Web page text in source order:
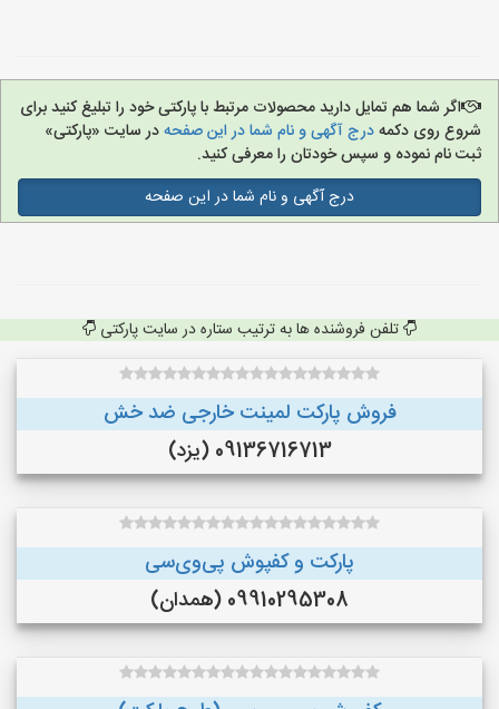
اگر شما هم تمایل دارید محصولات مرتبط با پارکتی خود را تبلیغ کنید برای
شروع روی دکمهدرج آگهی و نام شما در این صفحهدر سایت «پارکتی»
ثبت نام نموده و سپس خودتان را معرفی کنید.
درج آگهی و نام شما در این صفحه
تلفن فروشنده ها به ترتیب ستاره در سایت پارکتی
فروش پارکت لمینت خارجی ضد خش
09136716713 (یزد)
پارکت و کفپوش پی‌وی‌سی
09910295308 (همدان)